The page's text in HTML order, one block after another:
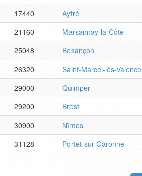
17440 Aytré
21160 Marsannay-la-Côte
25048 Besançon
26320 Saint-Marcel-lès-Valence
29000 Quimper
29200 Brest
30900 Nîmes
31128 Portet-sur-Garonne